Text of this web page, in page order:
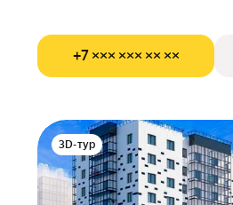
+7 ××× ××× ×× ××
3D-тур